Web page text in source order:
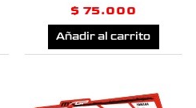
$ 75.000
Añadir al carrito